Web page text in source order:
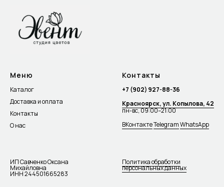
Меню
Каталог
Доставка и оплата
Контакты
О нас
Контакты
+7 (902) 927-88-36
Красноярск, ул. Копылова, 42
пн-вс, 09:00–21:00
ВКонтактеTelegramWhatsApp
ИП Савченко Оксана
Михайловна
ИНН 244501665283
Политика обработки
персональных данных